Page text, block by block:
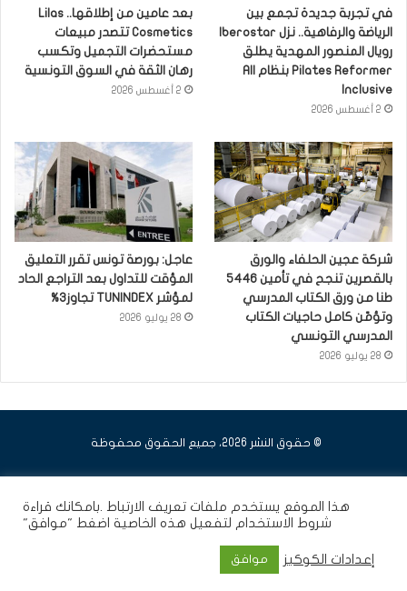
في تجربة جديدة تجمع بين
رويال المنصور المهدية يطلق
Pilates Reformer بنظام All
Inclusive
2 أغسطس 2026
بعد عامين من إطلاقها.. Lilas
Cosmetics تتصدر مبيعات
مستحضرات التجميل وتكسب
رهان الثقة في السوق التونسية
2 أغسطس 2026
شركة عجين الحلفاء والورق
بالقصرين تنجح في تأمين 5446
طنا من ورق الكتاب المدرسي
وتؤمّن كامل حاجيات الكتاب
المدرسي التونسي
28 يوليو 2026
عاجل: بورصة تونس تقرر التعليق
المؤقت للتداول بعد التراجع الحاد
لمؤشر TUNINDEX تجاوز3%
28 يوليو 2026
© حقوق النشر 2026، جميع الحقوق محفوظة
هذا الموقع يستخدم ملفات تعريف الارتباط .بامكانك قراءة
شروط الاستخدام لتفعيل هذه الخاصية اضغط "موافق"
إعدادات الكوكيز موافق